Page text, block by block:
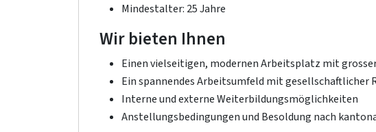
Mindestalter: 25 Jahre
Wir bieten Ihnen
Einen vielseitigen, modernen Arbeitsplatz mit
Ein spannendes Arbeitsumfeld mit gesellschaftlicher
Interne und externe Weiterbildungsmöglichkeiten
Anstellungsbedingungen und Besoldung nach